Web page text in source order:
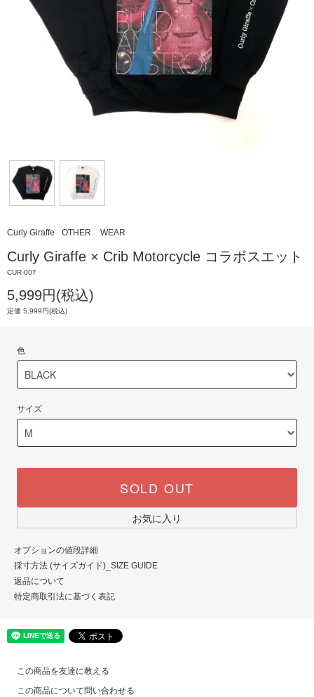
Curly Giraffe OTHER WEAR
Curly Giraffe × Crib Motorcycle コラボスエット
CUR-007
5,999円(税込)
定価 5,999円(税込)
色
サイズ
SOLD OUT
お気に入り
オプションの値段詳細
採寸方法 (サイズガイド)_SIZE GUIDE
返品について
特定商取引法に基づく表記
この商品を友達に教える
この商品について問い合わせる